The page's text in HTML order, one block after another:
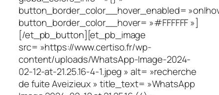
button_border_color__hover_enabled=
button_border_color__hover= »#FFFFFF »]
[/et_pb_button][et_pb_image
src= »https://www.certiso.fr/wp-
content/uploads/WhatsApp-Image-2024-
02-12-at-21.25.16-4-1.jpeg » alt= »recherche
de fuite Aveizieux » title_text= »WhatsApp